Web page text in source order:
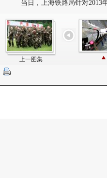
当日，上海铁路局针对2013
上一图集